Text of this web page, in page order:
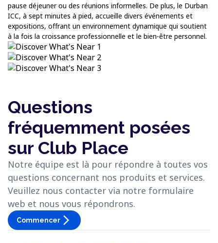
pause déjeuner ou des réunions informelles. De plus, le Durban
ICC, à sept minutes à pied, accueille divers événements et
expositions, offrant un environnement dynamique qui soutient
à la fois la croissance professionnelle et le bien-être personnel.
Questions
fréquemment posées
sur Club Place
Notre équipe est là pour répondre à toutes vos
questions concernant nos produits et services.
Veuillez nous contacter via notre formulaire
web et nous vous répondrons.
Commencer arrow_forward_ios